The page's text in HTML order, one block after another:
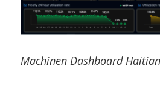
Machinen Dashboard